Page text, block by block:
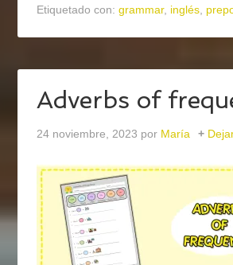
Etiquetado con:grammar, inglés,
Adverbs of
24 noviembre, 2023 por María